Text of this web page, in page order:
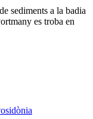
sediments a la badia
es troba en